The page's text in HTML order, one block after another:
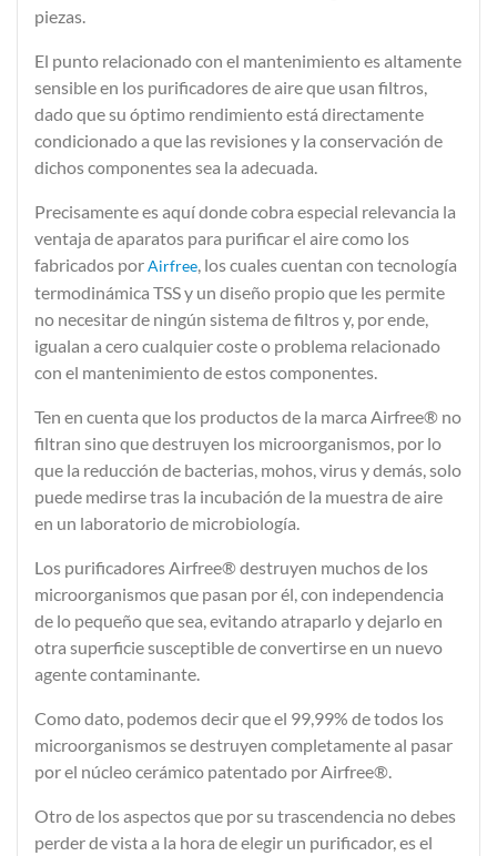
piezas.
El punto relacionado con el mantenimiento es altamente
sensible en los purificadores de aire que usan filtros,
dado que su óptimo rendimiento está directamente
condicionado a que las revisiones y la conservación de
dichos componentes sea la adecuada.
Precisamente es aquí donde cobra especial relevancia la
ventaja de aparatos para purificar el aire como los
fabricados porAirfree, los cuales cuentan con tecnología
termodinámica TSS y un diseño propio que les permite
no necesitar de ningún sistema de filtros y, por ende,
igualan a cero cualquier coste o problema relacionado
con el mantenimiento de estos componentes.
Ten en cuenta que los productos de la marca Airfree® no
filtran sino que destruyen los microorganismos, por lo
que la reducción de bacterias, mohos, virus y demás, solo
puede medirse tras la incubación de la muestra de aire
en un laboratorio de microbiología.
Los purificadores Airfree® destruyen muchos de los
microorganismos que pasan por él, con independencia
de lo pequeño que sea, evitando atraparlo y dejarlo en
otra superficie susceptible de convertirse en un nuevo
agente contaminante.
Como dato, podemos decir que el 99,99% de todos los
microorganismos se destruyen completamente al pasar
por el núcleo cerámico patentado por Airfree®.
Otro de los aspectos que por su trascendencia no debes
perder de vista a la hora de elegir un purificador, es el